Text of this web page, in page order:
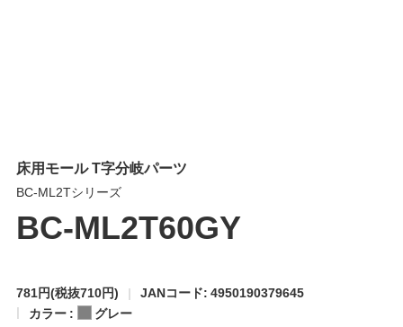
床用モール T字分岐パーツ
BC-ML2Tシリーズ
BC-ML2T60GY
781円(税抜710円)
JANコード: 4950190379645
カラー :
グレー